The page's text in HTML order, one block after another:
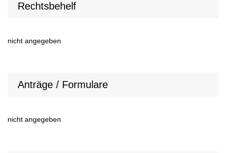
Rechtsbehelf
nicht angegeben
Anträge / Formulare
nicht angegeben